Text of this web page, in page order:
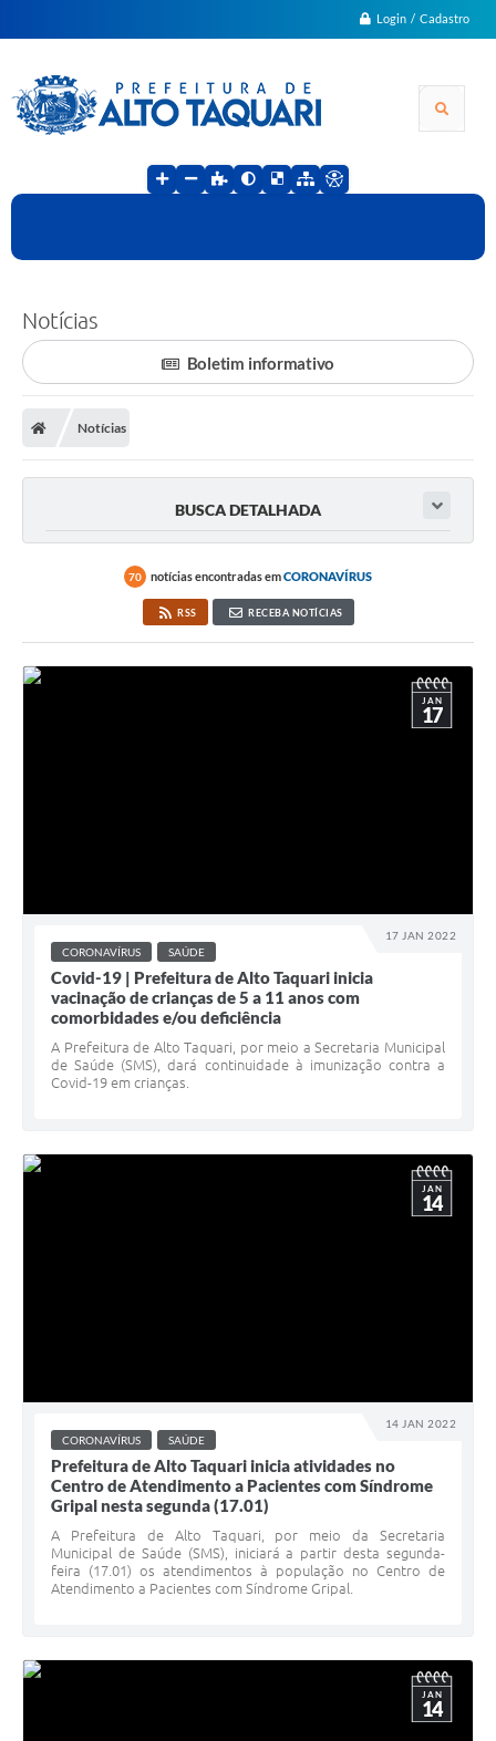
Login / Cadastro
Notícias
Boletim informativo
Notícias
BUSCA DETALHADA
70 notícias encontradas emCORONAVÍRUS
RSS RECEBA NOTÍCIAS
17 JAN 2022
JAN
17
CORONAVÍRUS SAÚDE
Covid-19 | Prefeitura de Alto Taquari inicia
vacinação de crianças de 5 a 11 anos com
comorbidades e/ou deficiência
A Prefeitura de Alto Taquari, por meio a Secretaria Municipal
de Saúde (SMS), dará continuidade à imunização contra a
Covid-19 em crianças.
14 JAN 2022
JAN
14
CORONAVÍRUS SAÚDE
Prefeitura de Alto Taquari inicia atividades no
Centro de Atendimento a Pacientes com Síndrome
Gripal nesta segunda (17.01)
A Prefeitura de Alto Taquari, por meio da Secretaria
Municipal de Saúde (SMS), iniciará a partir desta segunda-
feira (17.01) os atendimentos à população no Centro de
Atendimento a Pacientes com Síndrome Gripal.
JAN
14